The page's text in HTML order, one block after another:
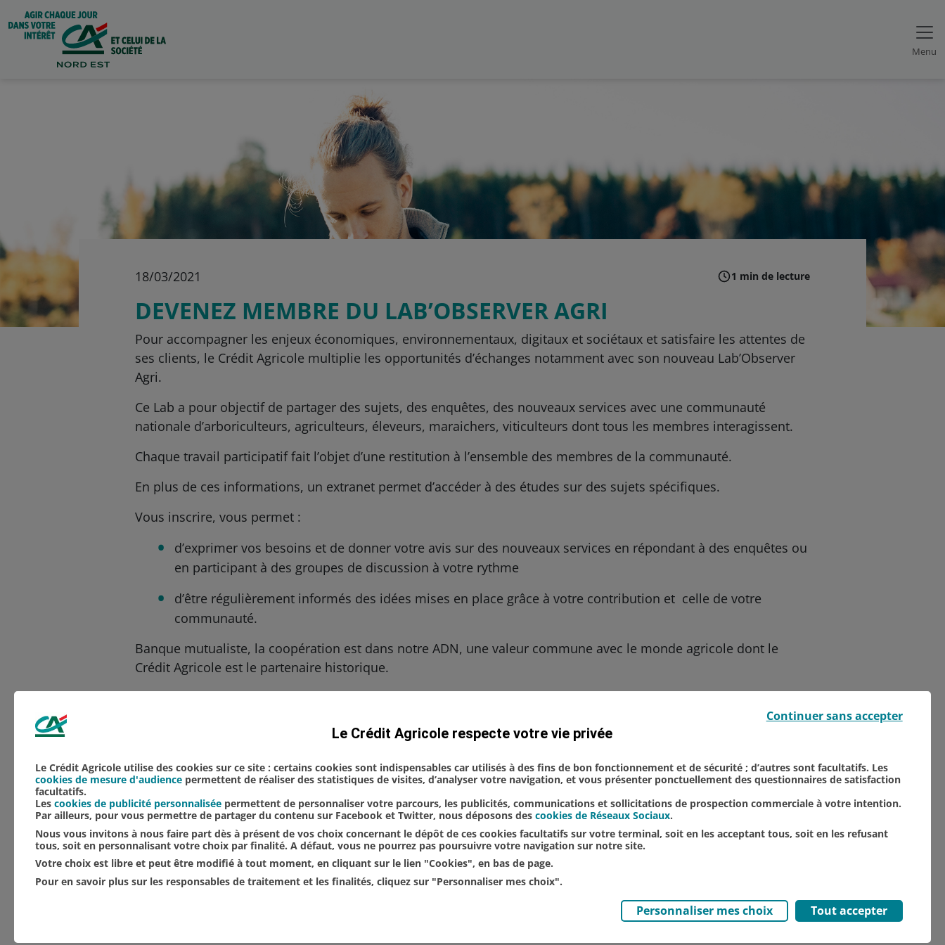
Menu
18/03/2021 1 min de lecture
DEVENEZ MEMBRE DU LAB’OBSERVER AGRI
Pour accompagner les enjeux économiques, environnementaux, digitaux et sociétaux et satisfaire les attentes de
ses clients, le Crédit Agricole multiplie les opportunités d’échanges notamment avec son nouveau Lab’Observer
Agri.
Ce Lab a pour objectif de partager des sujets, des enquêtes, des nouveaux services avec une communauté
nationale d’arboriculteurs, agriculteurs, éleveurs, maraichers, viticulteurs dont tous les membres interagissent.
Chaque travail participatif fait l’objet d’une restitution à l’ensemble des membres de la communauté.
En plus de ces informations, un extranet permet d’accéder à des études sur des sujets spécifiques.
Vous inscrire, vous permet :
d’exprimer vos besoins et de donner votre avis sur des nouveaux services en répondant à des enquêtes ou
en participant à des groupes de discussion à votre rythme
d’être régulièrement informés des idées mises en place grâce à votre contribution et celle de votre
communauté.
Banque mutualiste, la coopération est dans notre ADN, une valeur commune avec le monde agricole dont le
Crédit Agricole est le partenaire historique.
Champagne Environnement
NOS ACTUALITÉS
TOUTES NOS ACTUALITÉS
Le Crédit Agricole respecte votre vie privée
Le Crédit Agricole utilise des cookies sur ce site : certains cookies sont indispensables car utilisés à des fins de bon fonctionnement et de sécurité ; d’autres sont facultatifs. Les
cookies de mesure d'audience permettent de réaliser des statistiques de visites, d’analyser votre navigation, et vous présenter ponctuellement des questionnaires de satisfaction
facultatifs.
Les cookies de publicité personnalisée permettent de personnaliser votre parcours, les publicités, communications et sollicitations de prospection commerciale à votre intention.
Par ailleurs, pour vous permettre de partager du contenu sur Facebook et Twitter, nous déposons des cookies de Réseaux Sociaux.
Nous vous invitons à nous faire part dès à présent de vos choix concernant le dépôt de ces cookies facultatifs sur votre terminal, soit en les acceptant tous, soit en les refusant
tous, soit en personnalisant votre choix par finalité. A défaut, vous ne pourrez pas poursuivre votre navigation sur notre site.
Votre choix est libre et peut être modifié à tout moment, en cliquant sur le lien "Cookies", en bas de page.
Pour en savoir plus sur les responsables de traitement et les finalités, cliquez sur "Personnaliser mes choix".
Personnaliser mes choix Tout accepter
Continuer sans accepter